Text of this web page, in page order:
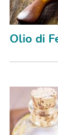
Olio di